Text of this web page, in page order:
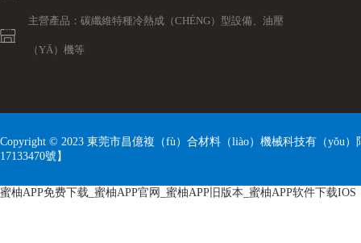
主營產品：碳纖維特種冷熱成（CHÉNG）型設備、油壓
（YĀ）機等
Copyright © 2023 東莞市昌億複（fù）合材料（liào）機械科技有（yǒu
17133470號】
蜜柚APP免费下载_蜜柚APP官网_蜜柚APP旧版本_蜜柚APP软件下载IOS